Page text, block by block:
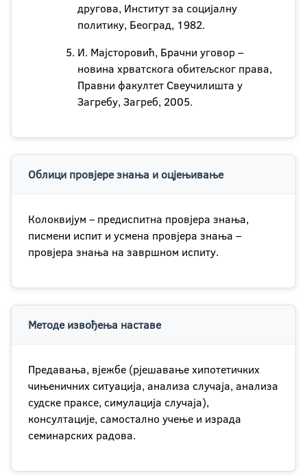
другова, Институт за социјалну
политику, Београд, 1982.
И. Мајсторовић, Брачни уговор –
новина хрватскога обитељског права,
Правни факултет Свеучилишта у
Загребу, Загреб, 2005.
Облици провјере знања и оцјењивање
Колоквијум – предиспитна провјера знања,
писмени испит и усмена провјера знања –
провјера знања на завршном испиту.
Методе извођења наставе
Предавања, вјежбе (рјешавање хипотетичких
чињеничних ситуација, анализа случаја, анализа
судске праксе, симулација случаја),
консултације, самостално учење и израда
семинарских радова.